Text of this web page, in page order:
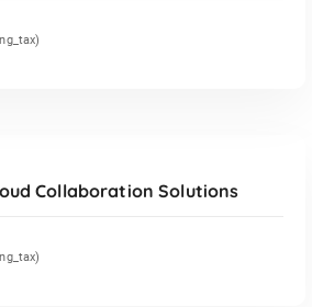
Collaboration Solutions